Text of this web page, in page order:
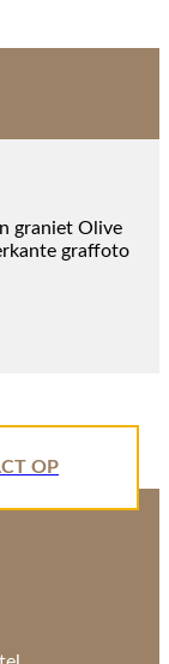
graniet Olive
graffoto
OP